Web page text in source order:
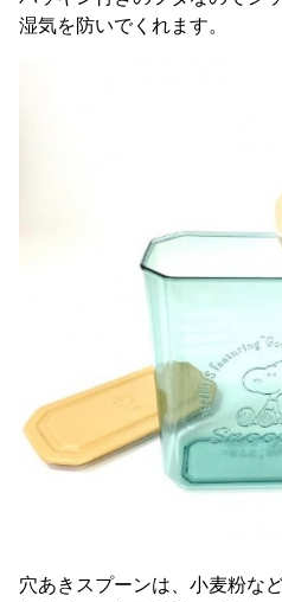
湿気を防いでくれます。
穴あきスプーンは、小麦粉な